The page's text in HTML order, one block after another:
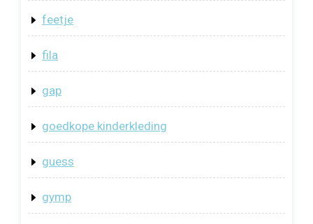
feetje
fila
gap
goedkope kinderkleding
guess
gymp